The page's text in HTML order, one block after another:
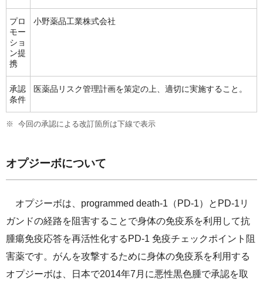
プロ
モー
ショ
ン提
携
小野薬品工業株式会社
承認
条件
医薬品リスク管理計画を策定の上、適切に実施すること。
今回の承認による改訂箇所は下線で表示
オプジーボについて
オプジーボは、programmed death-1（PD-1）とPD-1リ
ガンドの経路を阻害することで身体の免疫系を利用して抗
腫瘍免疫応答を再活性化するPD-1 免疫チェックポイント阻
害薬です。がんを攻撃するために身体の免疫系を利用する
オプジーボは、日本で2014年7月に悪性黒色腫で承認を取